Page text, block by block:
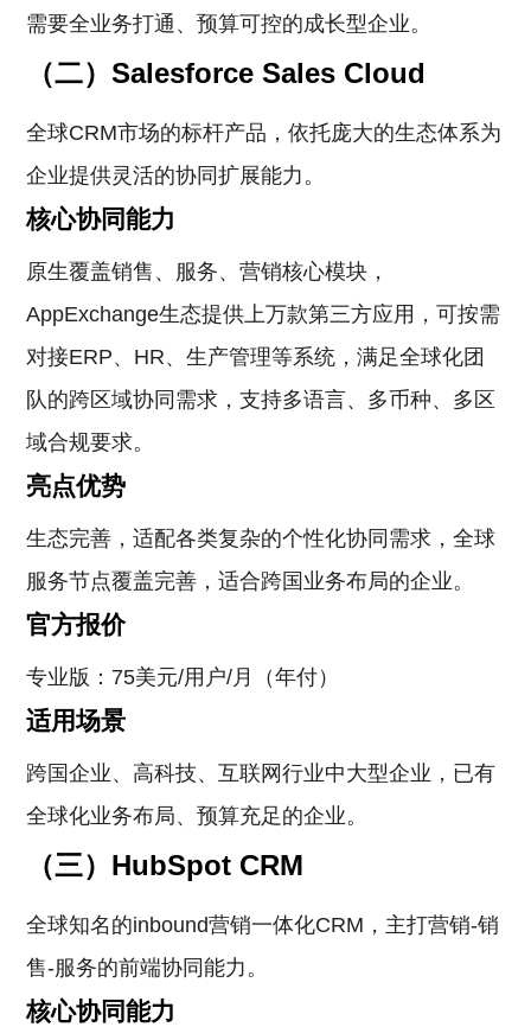
需要全业务打通、预算可控的成长型企业。
（二）Salesforce Sales Cloud
全球CRM市场的标杆产品，依托庞大的生态体系为
企业提供灵活的协同扩展能力。
核心协同能力
原生覆盖销售、服务、营销核心模块，
AppExchange生态提供上万款第三方应用，可按需
对接ERP、HR、生产管理等系统，满足全球化团
队的跨区域协同需求，支持多语言、多币种、多区
域合规要求。
亮点优势
生态完善，适配各类复杂的个性化协同需求，全球
服务节点覆盖完善，适合跨国业务布局的企业。
官方报价
专业版：75美元/用户/月（年付）
适用场景
跨国企业、高科技、互联网行业中大型企业，已有
全球化业务布局、预算充足的企业。
（三）HubSpot CRM
全球知名的inbound营销一体化CRM，主打营销-销
售-服务的前端协同能力。
核心协同能力